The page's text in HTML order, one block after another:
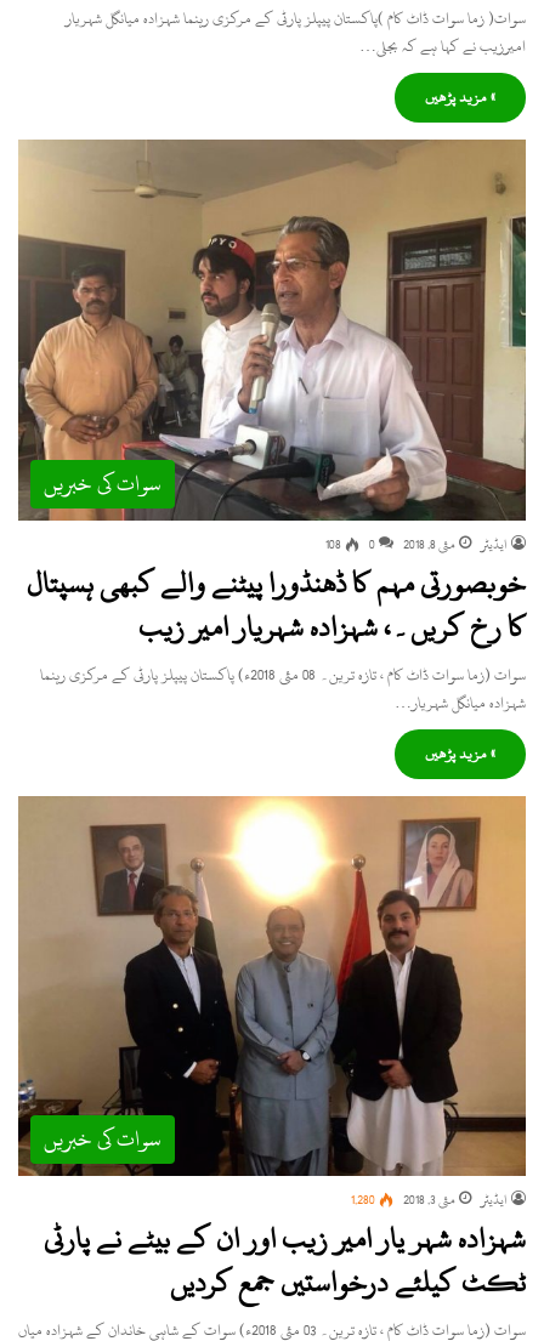
سوات( زما سوات ڈاٹ کام )پاکستان پیپلز پارٹی کے مرکزی رہنما شہزادہ میانگل شہریار
امیرزیب نے کہا ہے کہ بجلی…
» مزید پڑھیں
سوات کی خبریں
ایڈیٹر مئی 8, 2018 0
108
خوبصورتی مہم کا ڈھنڈورا پیٹنے والے کبھی ہسپتال
کا رخ کریں۔، شہزادہ شہریار امیر زیب
سوات (زما سوات ڈاٹ کام ، تازہ ترین۔ 08 مئی 2018ء) پاکستان پیپلز پارٹی کے مرکزی رہنما
شہزادہ میانگل شہریار…
» مزید پڑھیں
سوات کی خبریں
ایڈیٹر مئی 3, 2018 1,280
شہزادہ شہر یار امیر زیب اور ان کے بیٹے نے پارٹی
ٹکٹ کیلئے درخواستیں جمع کردیں
سوات (زما سوات ڈاٹ کام ، تازہ ترین۔ 03 مئی 2018ء) سوات کے شاہی خاندان کے شہزادہ میاں